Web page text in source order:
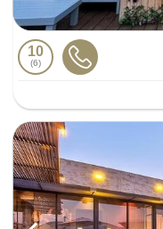
10
6